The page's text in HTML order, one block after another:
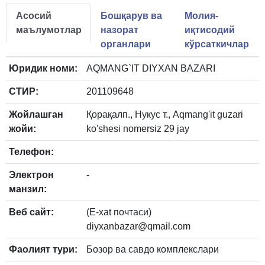
Асосий
маълумотлар
Бошқарув ва
назорат
органлари
Молия-
иқтисодий
кўрсаткичлар
Юридик номи: AQMANG`IT DIYXAN BAZARI
СТИР: 201109648
Жойлашган
жойи:
Қорақалп., Нукус т., Aqmang'it guzari
ko'shesi nomersiz 29 jay
Телефон:
Электрон
манзил:
-
Веб сайт:
(E-xat почтаси)
diyxanbazar@qmail.com
Фаолият тури: Бозор ва савдо комплекслари